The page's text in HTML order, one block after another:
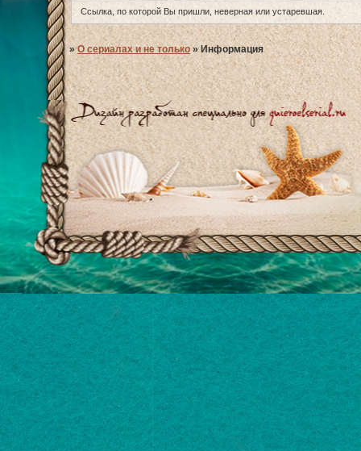
Ссылка, по которой Вы пришли, неверная или устаревшая.
»О сериалах и не только »Информация